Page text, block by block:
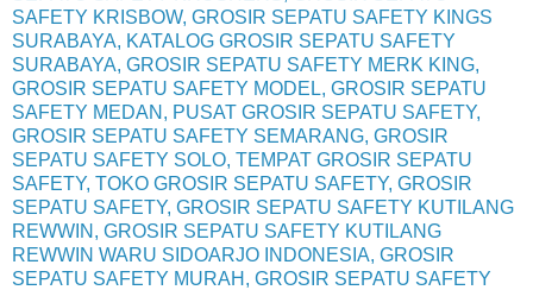
SAFETY KRISBOW, GROSIR SEPATU SAFETY KINGS
SURABAYA, KATALOG GROSIR SEPATU SAFETY
SURABAYA, GROSIR SEPATU SAFETY MERK KING,
GROSIR SEPATU SAFETY MODEL, GROSIR SEPATU
SAFETY MEDAN, PUSAT GROSIR SEPATU SAFETY,
GROSIR SEPATU SAFETY SEMARANG, GROSIR
SEPATU SAFETY SOLO, TEMPAT GROSIR SEPATU
SAFETY, TOKO GROSIR SEPATU SAFETY, GROSIR
SEPATU SAFETY, GROSIR SEPATU SAFETY KUTILANG
REWWIN, GROSIR SEPATU SAFETY KUTILANG
REWWIN WARU SIDOARJO INDONESIA, GROSIR
SEPATU SAFETY MURAH, GROSIR SEPATU SAFETY